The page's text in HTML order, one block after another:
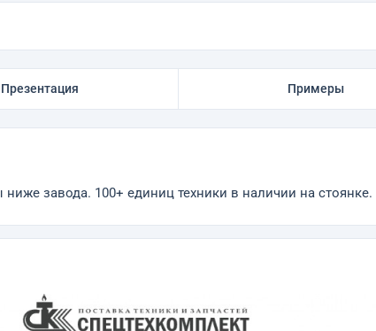
Презентация Примеры
завода. 100+ единиц техники в наличии на